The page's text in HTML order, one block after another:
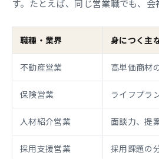
す。たとえば、同じ営業職でも、
職種・業界 身につく主
不動産営業 高単価商材
保険営業 ライフプラ
人材紹介営業 面談力、提
採用支援営業 採用課題の